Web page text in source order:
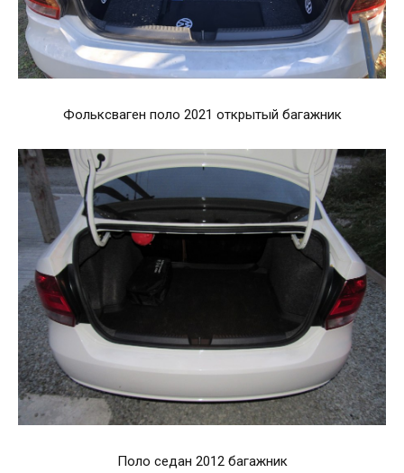
Фольксваген поло 2021 открытый багажник
Поло седан 2012 багажник